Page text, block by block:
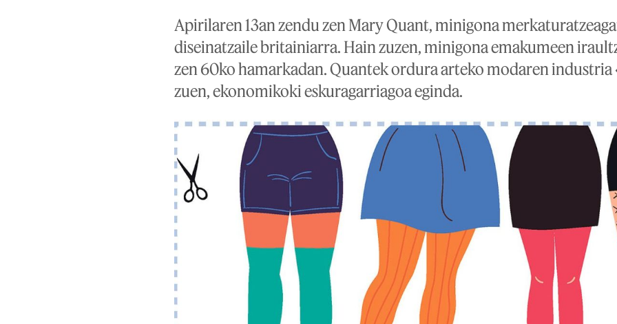
Apirilaren 13an zendu zen Mary Quant, minigona
diseinatzaile britainiarra. Hain zuzen, minigona emakumeen
zen 60ko hamarkadan. Quantek ordura arteko modaren
zuen, ekonomikoki eskuragarriagoa eginda.